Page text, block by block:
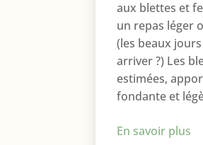
aux blettes et
un repas léger
(les beaux
arriver ?) Les
estimées,
fondante et
En savoir plus